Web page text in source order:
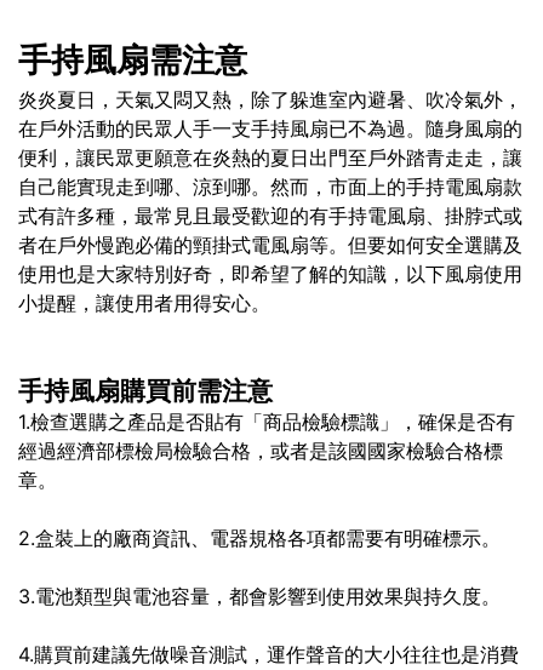
手持風扇需注意
炎炎夏日，天氣又悶又熱，除了躲進室內避暑、吹冷氣外，
在戶外活動的民眾人手一支手持風扇已不為過。隨身風扇的
便利，讓民眾更願意在炎熱的夏日出門至戶外踏青走走，讓
自己能實現走到哪、涼到哪。然而，市面上的手持電風扇款
式有許多種，最常見且最受歡迎的有手持電風扇、掛脖式或
者在戶外慢跑必備的頸掛式電風扇等。但要如何安全選購及
使用也是大家特別好奇，即希望了解的知識，以下風扇使用
小提醒，讓使用者用得安心。
手持風扇購買前需注意
1.檢查選購之產品是否貼有「商品檢驗標識」，確保是否有
經過經濟部標檢局檢驗合格，或者是該國國家檢驗合格標
章。
2.盒裝上的廠商資訊、電器規格各項都需要有明確標示。
3.電池類型與電池容量，都會影響到使用效果與持久度。
4.購買前建議先做噪音測試，運作聲音的大小往往也是消費